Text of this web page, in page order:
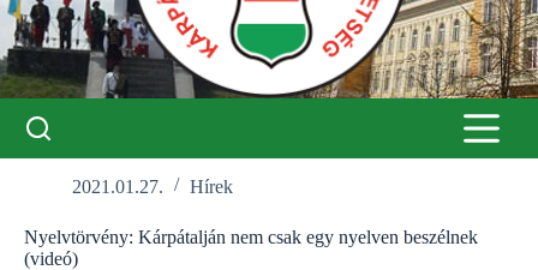
2021.01.27. Hírek
Nyelvtörvény: Kárpátalján nem csak egy nyelven beszélnek
(videó)